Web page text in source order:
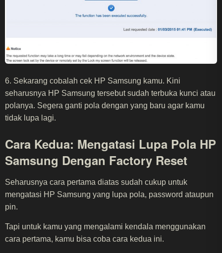
6. Sekarang cobalah cek HP Samsung kamu. Kini
seharusnya HP Samsung tersebut sudah terbuka kunci atau
polanya. Segera ganti pola dengan yang baru agar kamu
tidak lupa lagi.
Cara Kedua: Mengatasi Lupa Pola HP
Samsung Dengan Factory Reset
Seharusnya cara pertama diatas sudah cukup untuk
mengatasi HP Samsung yang lupa pola, password ataupun
pin.
Tapi untuk kamu yang mengalami kendala menggunakan
cara pertama, kamu bisa coba cara kedua ini.